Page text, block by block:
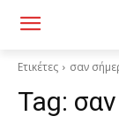
Ετικέτες σαν
Tag: